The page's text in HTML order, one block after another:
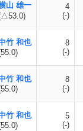
山 雄一
4
(-)
竹 和也
8
(-)
竹 和也
8
(-)
竹 和也
5
(-)